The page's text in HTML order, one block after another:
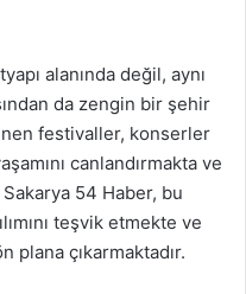
alanında değil, aynı
da zengin bir şehir
festivaller, konserler
canlandırmakta ve
54 Haber, bu
teşvik etmekte ve
çıkarmaktadır.